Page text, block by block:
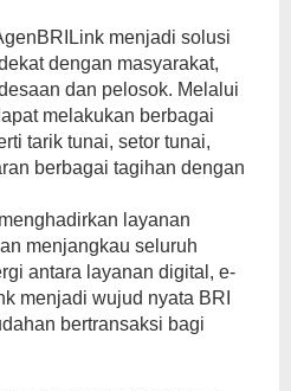
menjadi solusi
dengan masyarakat,
dan pelosok. Melalui
melakukan berbagai
tarik tunai, setor tunai,
berbagai tagihan dengan
layanan
menjangkau seluruh
antara layanan digital, e-
menjadi wujud nyata BRI
bertransaksi bagi